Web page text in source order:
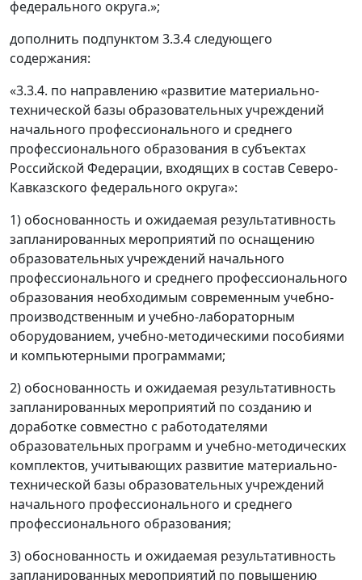
федерального округа.»;
дополнить подпунктом 3.3.4 следующего
содержания:
«3.3.4. по направлению «развитие материально-
технической базы образовательных учреждений
начального профессионального и среднего
профессионального образования в субъектах
Российской Федерации, входящих в состав Северо-
Кавказского федерального округа»:
1) обоснованность и ожидаемая результативность
запланированных мероприятий по оснащению
образовательных учреждений начального
профессионального и среднего профессионального
образования необходимым современным учебно-
производственным и учебно-лабораторным
оборудованием, учебно-методическими пособиями
и компьютерными программами;
2) обоснованность и ожидаемая результативность
запланированных мероприятий по созданию и
доработке совместно с работодателями
образовательных программ и учебно-методических
комплектов, учитывающих развитие материально-
технической базы образовательных учреждений
начального профессионального и среднего
профессионального образования;
3) обоснованность и ожидаемая результативность
запланированных мероприятий по повышению